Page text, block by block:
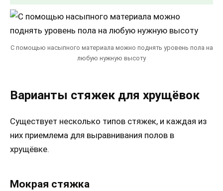
С помощью насыпного материала можно поднять уровень пола на
любую нужную высоту
Варианты стяжек для хрущёвок
Существует несколько типов стяжек, и каждая из
них приемлема для выравнивания полов в
хрущёвке.
Мокрая стяжка